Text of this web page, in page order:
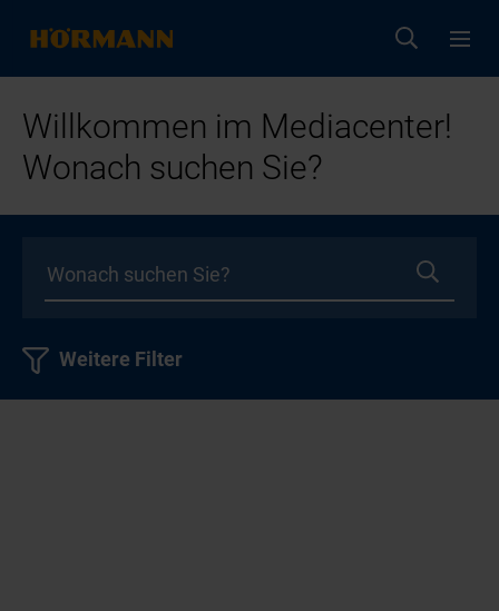
Willkommen im Mediacenter!
Wonach suchen Sie?
Weitere Filter